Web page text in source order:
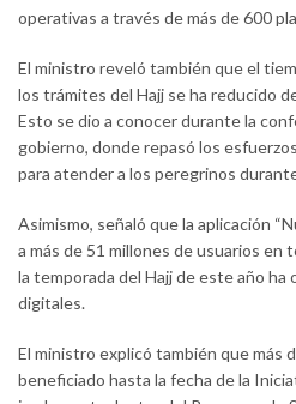
operativas a través de más de 600
El ministro reveló también que el
los trámites del Hajj se ha reducido
Esto se dio a conocer durante la
gobierno, donde repasó los
para atender a los peregrinos
Asimismo, señaló que la aplicación
a más de 51 millones de usuarios en
la temporada del Hajj de este año ha
digitales.
El ministro explicó también que más
beneficiado hasta la fecha de la